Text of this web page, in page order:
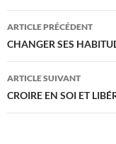
Navigation
des
articles
ARTICLE PRÉCÉDENT
CHANGER SES
ARTICLE SUIVANT
CROIRE EN SOI ET